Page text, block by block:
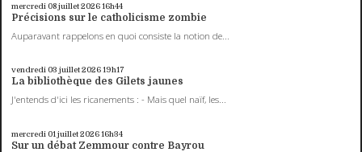
mercredi 08juillet 202616h44
Précisions sur le catholicisme zombie
Auparavant rappelons en quoi consiste la notion de...
vendredi 03 juillet 202619h17
La bibliothèque des Gilets jaunes
J'entends d'ici les ricanements : - Mais quel naïf, les...
mercredi 01 juillet 202616h34
Sur un débat Zemmour contre Bayrou